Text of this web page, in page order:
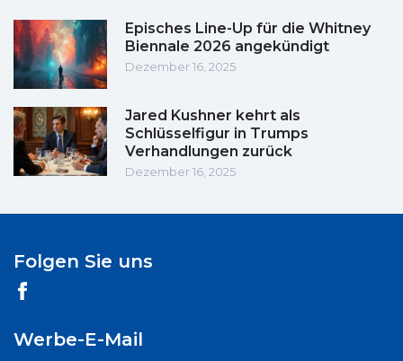
Episches Line-Up für die Whitney
Biennale 2026 angekündigt
Dezember 16, 2025
Jared Kushner kehrt als
Schlüsselfigur in Trumps
Verhandlungen zurück
Dezember 16, 2025
Folgen Sie uns
Werbe-E-Mail